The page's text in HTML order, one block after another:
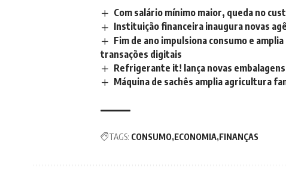
Com salário mínimo maior, queda no
Instituição financeira inaugura novas
Fim de ano impulsiona consumo e
transações digitais
Refrigerante it! lança novas
Máquina de sachês amplia agricultura
TAGS: CONSUMO ECONOMIA FINANÇAS